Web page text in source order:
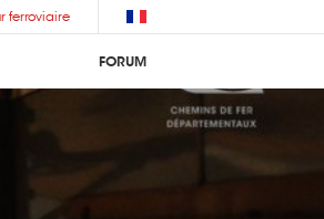
ferroviaire
FORUM